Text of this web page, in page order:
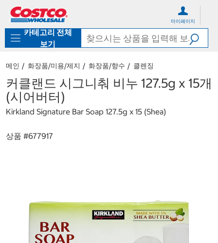
로
기
가
마이페이지
카테고리 전체
보기
메인 화장품/미용/제지 화장품/향수 클렌징
커클랜드 시그니춰 비누 127.5g x 15개
(시어버터)
Kirkland Signature Bar Soap 127.5g x 15 (Shea)
상품 #677917